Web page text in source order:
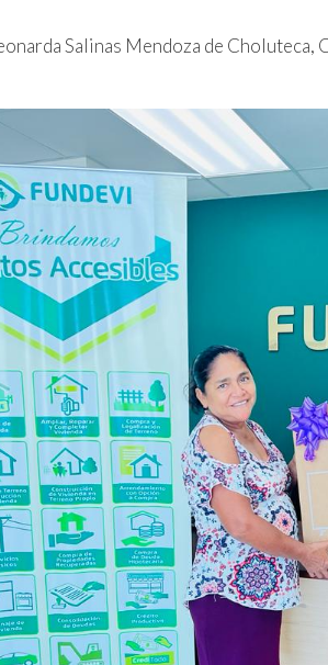
Salinas Mendoza de Choluteca,